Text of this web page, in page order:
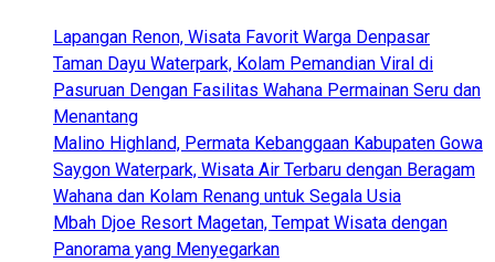
Lapangan Renon, Wisata Favorit Warga Denpasar
Taman Dayu Waterpark, Kolam Pemandian Viral di
Pasuruan Dengan Fasilitas Wahana Permainan Seru dan
Menantang
Malino Highland, Permata Kebanggaan Kabupaten Gowa
Saygon Waterpark, Wisata Air Terbaru dengan Beragam
Wahana dan Kolam Renang untuk Segala Usia
Mbah Djoe Resort Magetan, Tempat Wisata dengan
Panorama yang Menyegarkan